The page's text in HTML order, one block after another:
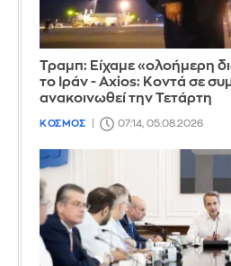
Τραμπ: Είχαμε «ολοήμερη
το Ιράν - Axios: Κοντά σε
ανακοινωθεί την Τετάρτη
ΚΟΣΜΟΣ 07:14, 05.08.2026